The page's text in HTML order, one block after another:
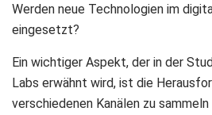
Werden neue Technologien im
eingesetzt?
Ein wichtiger Aspekt, der in der
Labs erwähnt wird, ist die
verschiedenen Kanälen zu